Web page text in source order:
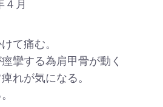
４月
て痛む。
攣する為肩甲骨が動く
れが気になる。